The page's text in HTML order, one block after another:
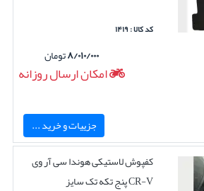
کد کالا : ۱۴۱۹
۸/۰۱۰/۰۰۰تومان
امکان ارسال روزانه
جزییات و خرید ...
کفپوش لاستیکی هوندا سی آر وی
CR-V پنج تکه تک سایز